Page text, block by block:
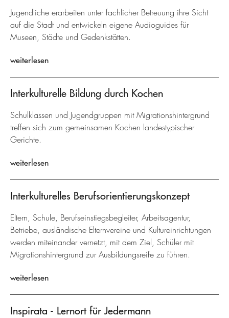
Jugendliche erarbeiten unter fachlicher Betreuung ihre Sicht
auf die Stadt und entwickeln eigene Audioguides für
Museen, Städte und Gedenkstätten.
weiterlesen
Interkulturelle Bildung durch Kochen
Schulklassen und Jugendgruppen mit Migrationshintergrund
treffen sich zum gemeinsamen Kochen landestypischer
Gerichte.
weiterlesen
Interkulturelles Berufsorientierungskonzept
Eltern, Schule, Berufseinstiegsbegleiter, Arbeitsagentur,
Betriebe, ausländische Elternvereine und Kultureinrichtungen
werden miteinander vernetzt, mit dem Ziel, Schüler mit
Migrationshintergrund zur Ausbildungsreife zu führen.
weiterlesen
Inspirata - Lernort für Jedermann